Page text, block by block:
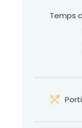
Temps